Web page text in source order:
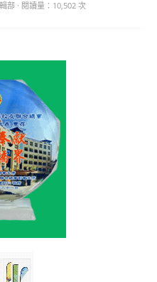
部 · 閱讀量：10,502 次